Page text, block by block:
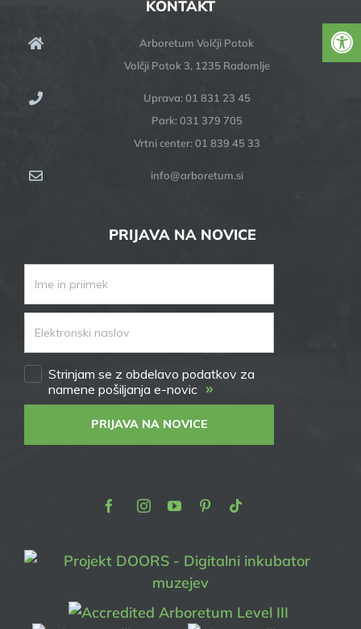
KONTAKT
Arboretum Volčji Potok
Volčji Potok 3, 1235 Radomlje
Uprava: 01 831 23 45
Park: 031 379 705
Vrtni center: 01 839 45 33
info@arboretum.si
PRIJAVA NA NOVICE
Strinjam se z obdelavo podatkov za
namene pošiljanja e-novic »
PRIJAVA NA NOVICE
FacebookInstagram
YoutubePinterest